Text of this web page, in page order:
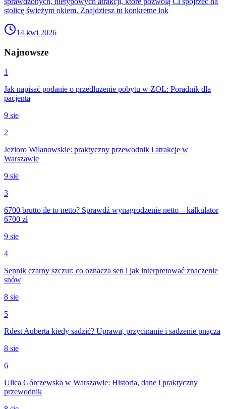
stolicę świeżym okiem. Znajdziesz tu konkretne lok
14 kwi 2026
Najnowsze
1
Jak napisać podanie o przedłużenie pobytu w ZOL: Poradnik dla
pacjenta
9 sie
2
Jezioro Wilanowskie: praktyczny przewodnik i atrakcje w
Warszawie
9 sie
3
6700 brutto ile to netto? Sprawdź wynagrodzenie netto – kalkulator
6700 zł
9 sie
4
Sennik czarny szczur: co oznacza sen i jak interpretować znaczenie
snów
8 sie
5
Rdest Auberta kiedy sadzić? Uprawa, przycinanie i sadzenie pnącza
8 sie
6
Ulica Górczewska w Warszawie: Historia, dane i praktyczny
przewodnik